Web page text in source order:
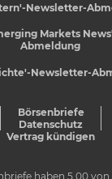
Newsletter-
Markets
Abmeldung
Newsletter-
Börsenbriefe
Datenschutz
Vertrag kündigen
haben 5,00von